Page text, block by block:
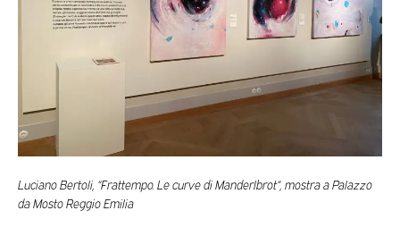
Luciano Bertoli, “Frattempo. Le curve di Manderlbrot“, mostra a Palazzo
da Mosto Reggio Emilia